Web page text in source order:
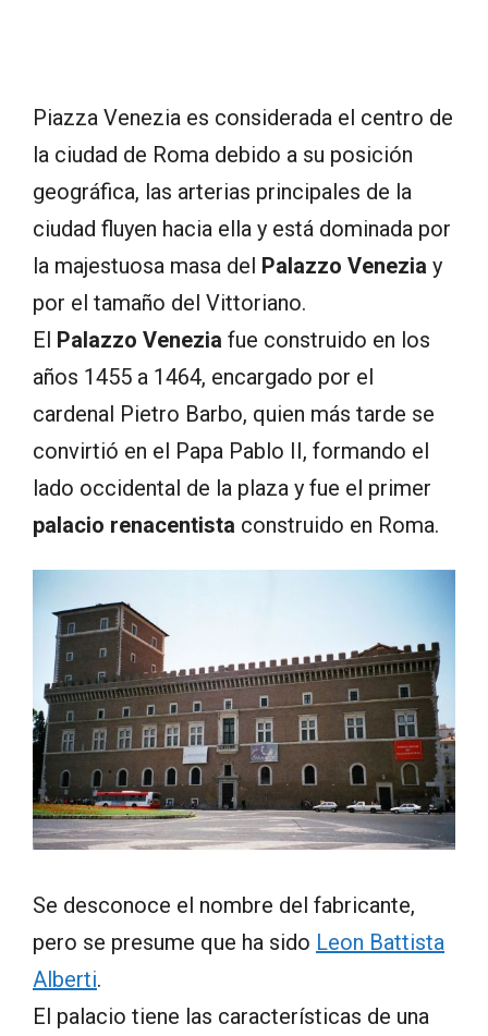
Piazza Venezia es considerada el centro de
la ciudad de Roma debido a su posición
geográfica, las arterias principales de la
ciudad fluyen hacia ella y está dominada por
la majestuosa masa del Palazzo Venezia y
por el tamaño del Vittoriano.
El Palazzo Venezia fue construido en los
años 1455 a 1464, encargado por el
cardenal Pietro Barbo, quien más tarde se
convirtió en el Papa Pablo II, formando el
lado occidental de la plaza y fue el primer
palacio renacentista construido en Roma.
Se desconoce el nombre del fabricante,
pero se presume que ha sido Leon Battista
Alberti.
El palacio tiene las características de una